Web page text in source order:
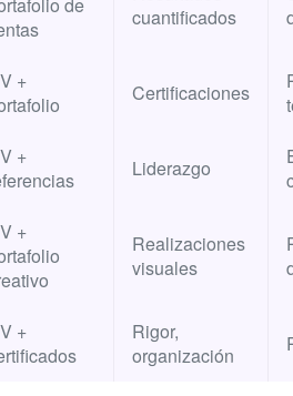
cuantificados
+
Certificaciones
+
Liderazgo
+
Realizaciones
visuales
+
Rigor,
organización